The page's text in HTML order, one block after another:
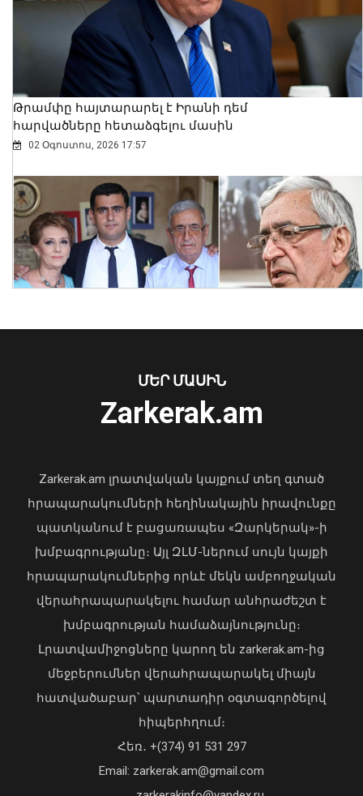
ավտոկայանատեղի կազմակերպելու
07 Օգոստոս, 2026 23:30
Հայաստանի 7 շախմատիստ
Հայաստանի հավաքականի նախկին
մարզիչը կգլխավորի Ղազախստանի
հավաքականը
07 Օգոստոս, 2026 22:44
Թրամփը հայտարարել է Իրանի դեմ
հարվածները հետաձգելու մասին
02 Օգոստոս, 2026 17:57
«Պարտվեցինք դաժան հիվանդության
04 Օգոստոս, 2026 19:12
կոտրում են Telegram, WhatsApp․
մեդիափորձագետ (տեսանյութ)
04 Օգոստոս, 2026 23:34
ՄԵՐ ՄԱՍԻՆ
Zarkerak.am
Zarkerak.am լրատվական կայքում տեղ գտած
հրապարակումների հեղինակային իրավունքը
պատկանում է բացառապես «Զարկերակ»-ի
խմբագրությանը։ Այլ ԶԼՄ-ներում սույն կայքի
հրապարակումներից որևէ մեկն ամբողջական
վերահրապարակելու համար անհրաժեշտ է
խմբագրության համաձայնությունը։
Լրատվամիջոցները կարող են zarkerak.am-ից
մեջբերումներ վերահրապարակել միայն
հատվածաբար՝ պարտադիր օգտագործելով
հիպերհղում։
Հեռ․ +(374) 91 531 297
Email: zarkerak.am@gmail.com